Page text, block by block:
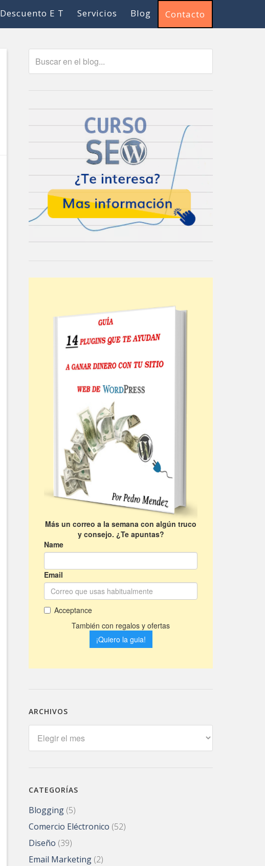
Contacto
Blog
Servicios
Descuento E T
ARCHIVOS
CATEGORÍAS
Blogging (5)
Comercio Eléctronico (52)
Diseño (39)
Email Marketing (2)